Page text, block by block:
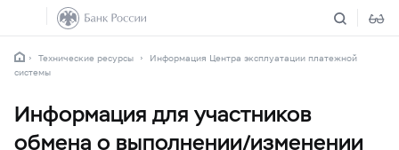
Технические ресурсы
Информация Центра эксплуатации платежной
системы
Информация для участников
обмена о выполнении/изменении